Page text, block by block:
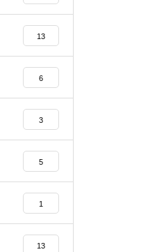
13
6
3
5
1
13